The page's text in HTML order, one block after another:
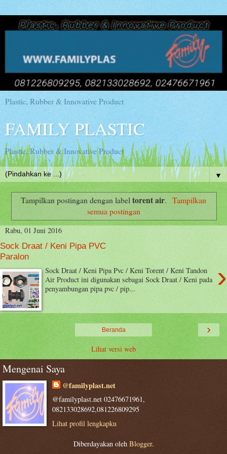
Plastic, Rubber & Innovative Product
FAMILY PLASTIC
Plastic, Rubber & Innovative Product
▼
Tampilkan postingan dengan labeltorent air. Tampilkan
semua postingan
Rabu, 01 Juni 2016
Sock Draat / Keni Pipa PVC
Paralon
›
Sock Draat / Keni Pipa Pvc / Keni Torent / Keni Tandon
Air Product ini digunakan sebagai Sock Draat / Keni pada
penyambungan pipa pvc / pip...
›
Beranda
Lihat versi web
Mengenai Saya
@familyplast.net
@familyplast.net 02476671961,
082133028692,081226809295
Lihat profil lengkapku
Diberdayakan oleh Blogger.